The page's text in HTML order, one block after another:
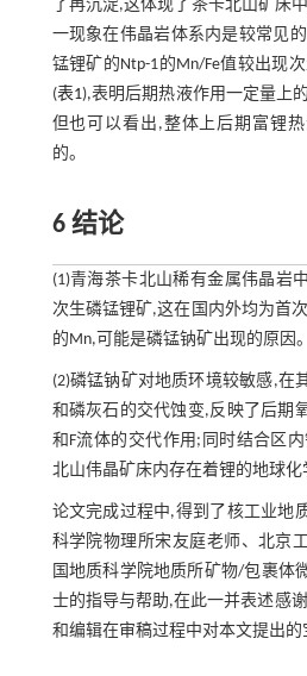
了再沉淀,这体现了茶卡北山矿床
一现象在伟晶岩体系内是较常见的
锰锂矿的Ntp-1的Mn/Fe值较出现
(表1),表明后期热液作用一定量上
但也可以看出,整体上后期富锂
的。
6 结论
(1)青海茶卡北山稀有金属伟晶岩
次生磷锰锂矿,这在国内外均为首
的Mn,可能是磷锰钠矿出现的原因。
(2)磷锰钠矿对地质环境较敏感,在
和磷灰石的交代蚀变,反映了后期
和F流体的交代作用;同时结合区
北山伟晶矿床内存在着锂的地球化
论文完成过程中,得到了核工业地
科学院物理所宋友庭老师、北京
国地质科学院地质所矿物/包裹体
士的指导与帮助,在此一并表述感
和编辑在审稿过程中对本文提出的